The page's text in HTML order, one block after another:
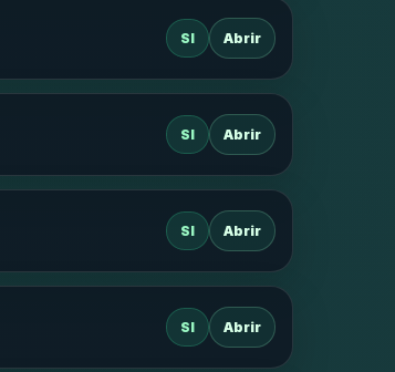
SI Abrir
SI Abrir
SI Abrir
SI Abrir